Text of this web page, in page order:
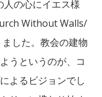
の心にイエス様
Without Walls/
した。教会の建物
うというのが、コ
よるビジョンでし